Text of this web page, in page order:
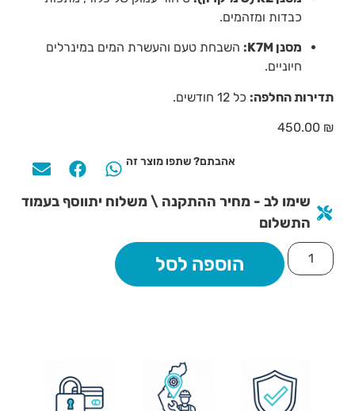
כבדות ומזהמים.
מסנן K7M:
השבחת טעם והעשרת המים במינרלים
חיוניים.
תדירות החלפה: כל 12 חודשים.
450.00 ₪
אהבתם? שתפו מוצר זה
שימו לב - מחיר ההתקנה \ משלוח יתווסף בעמוד
התשלום
הוספה לסל